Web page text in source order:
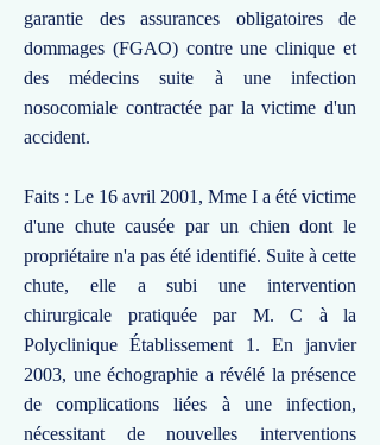
garantie des assurances obligatoires de
dommages (FGAO) contre une clinique et
des médecins suite à une infection
nosocomiale contractée par la victime d'un
accident.
Faits : Le 16 avril 2001, Mme I a été victime
d'une chute causée par un chien dont le
propriétaire n'a pas été identifié. Suite à cette
chute, elle a subi une intervention
chirurgicale pratiquée par M. C à la
Polyclinique Établissement 1. En janvier
2003, une échographie a révélé la présence
de complications liées à une infection,
nécessitant de nouvelles interventions